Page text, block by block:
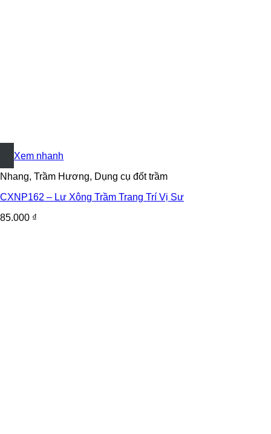
+
Xem nhanh
Nhang, Trầm Hương, Dụng cụ đốt trầm
CXNP162 – Lư Xông Trầm Trang Trí Vị Sư
85.000 ₫